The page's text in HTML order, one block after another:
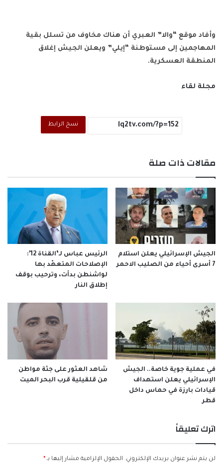
وأفاد موقع “والا” العبري أن هناك مخاوف من تسلل بقية
المهاجمين إلى مستوطنة “إيلي” ويعلن الجيش إغلاق
المنطقة العسكرية.
مجلة لقاء
نسخ الرابط
مقالات ذات صلة
الجيش الإسرائيلي يعلن استلام
7 أسرى أحياء من الصليب الاحمر
الرئيس عباس لـ’القناة 12′:
الإصلاحات المتعهّد بها
لواشنطن بدأت، وترحيب بوقف
إطلاق النار
في عملية جوية خاصة.. الجيش
الإسرائيلي يعلن استهداف
قيادات بارزة في حماس داخل
قطر
شاهد العثور على جثة مواطن
من قلقيلية قرب البحر الميت
اترك تعليقاً
لن يتم نشر عنوان بريدك الإلكتروني. الحقول الإلزامية مشار إليها بـ *